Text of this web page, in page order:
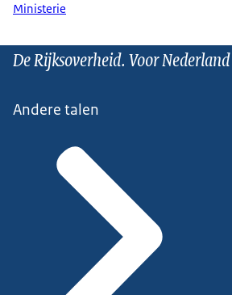
Ministerie
De Rijksoverheid. Voor Nederland
Andere talen